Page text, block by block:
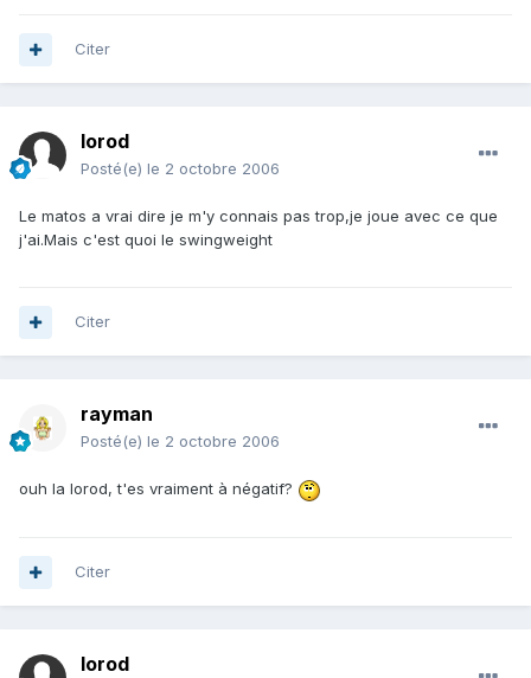
Citer
lorod
Posté(e) le 2 octobre 2006
Le matos a vrai dire je m'y connais pas trop,je joue avec ce que
j'ai.Mais c'est quoi le swingweight
Citer
rayman
Posté(e) le 2 octobre 2006
ouh la lorod, t'es vraiment à négatif?
Citer
lorod